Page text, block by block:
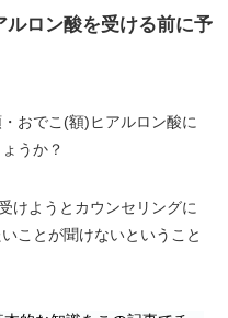
ロン酸を受ける前に予
おでこ(額)ヒアルロン酸に
うか？
けようとカウンセリングに
ことが聞けないということ